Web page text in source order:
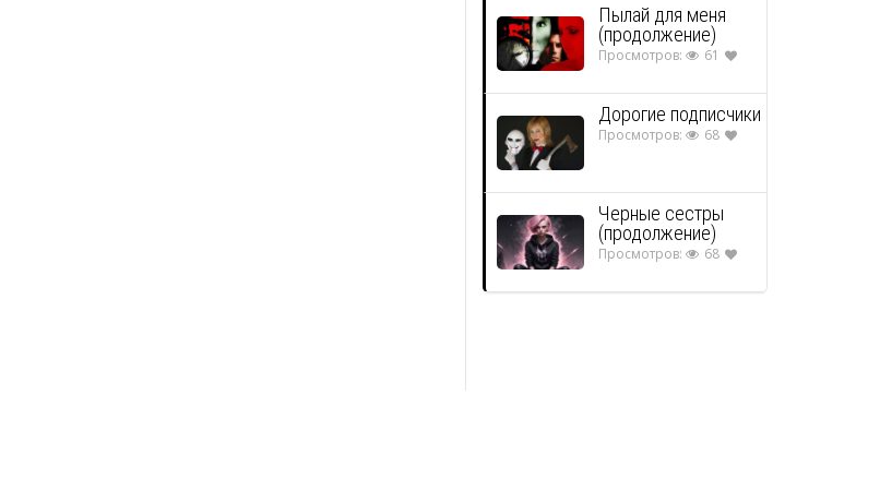
Пылай для меня
(продолжение)
Просмотров: 61
Дорогие подписчики
Просмотров: 68
Черные сестры
(продолжение)
Просмотров: 68